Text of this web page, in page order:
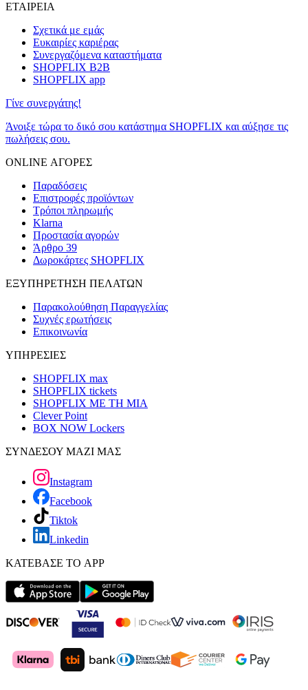
ΕΤΑΙΡΕΙΑ
Σχετικά με εμάς
Ευκαιρίες καριέρας
Συνεργαζόμενα καταστήματα
SHOPFLIX B2B
SHOPFLIX app
Γίνε συνεργάτης!
Άνοιξε τώρα το δικό σου κατάστημα SHOPFLIX και αύξησε τις
πωλήσεις σου.
ONLINE ΑΓΟΡΕΣ
Παραδόσεις
Επιστροφές προϊόντων
Τρόποι πληρωμής
Klarna
Προστασία αγορών
Άρθρο 39
Δωροκάρτες SHOPFLIX
ΕΞΥΠΗΡΕΤΗΣΗ ΠΕΛΑΤΩΝ
Παρακολούθηση Παραγγελίας
Συχνές ερωτήσεις
Επικοινωνία
ΥΠΗΡΕΣΙΕΣ
SHOPFLIX max
SHOPFLIX tickets
SHOPFLIX ΜΕ ΤΗ ΜΙΑ
Clever Point
BOX NOW Lockers
ΣΥΝΔΕΣΟΥ ΜΑΖΙ ΜΑΣ
Instagram
Facebook
Tiktok
Linkedin
ΚΑΤΕΒΑΣΕ ΤΟ APP